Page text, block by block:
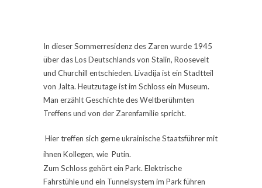
In dieser Sommerresidenz des Zaren wurde 1945
über das Los Deutschlands von Stalin, Roosevelt
und Churchill entschieden. Livadija ist ein Stadtteil
von Jalta. Heutzutage ist im Schloss ein Museum.
Man erzählt Geschichte des Weltberühmten
Treffens und von der Zarenfamilie spricht.
Hier treffen sich gerne ukrainische Staatsführer mit
ihnen Kollegen, wie Putin.
Zum Schloss gehört ein Park. Elektrische
Fahrstühle und ein Tunnelsystem im Park führen